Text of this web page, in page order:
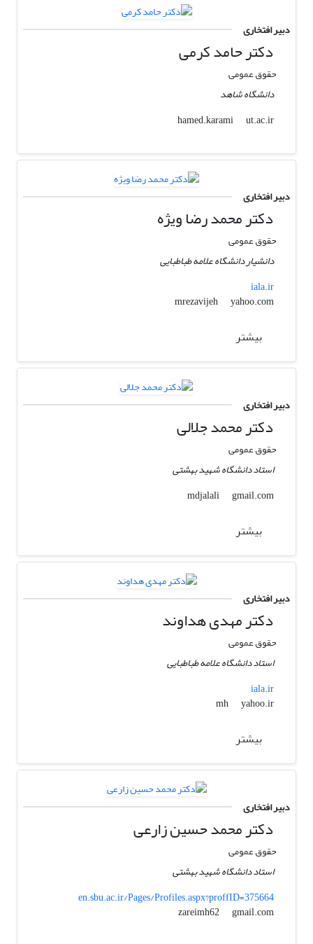
دبیر افتخاری
دکتر حامد کرمی
حقوق عمومی
دانشگاه شاهد
hamed.karami
ut.ac.ir
دبیر افتخاری
دکتر محمد رضا ویژه
حقوق عمومی
دانشیار دانشگاه علامه طباطبایی
iala.ir
mrezavijeh
yahoo.com
بیشتر
دبیر افتخاری
دکتر محمد جلالی
حقوق عمومی
استاد دانشگاه شهید بهشتی
mdjalali
gmail.com
بیشتر
دبیر افتخاری
دکتر مهدی هداوند
حقوق عمومی
استاد دانشگاه علامه طباطبایی
iala.ir
mh
yahoo.ir
بیشتر
دبیر افتخاری
دکتر محمد حسین زارعی
حقوق عمومی
استاد دانشگاه شهید بهشتی
en.sbu.ac.ir/Pages/Profiles.aspx?proffID=375664
zareimh62
gmail.com